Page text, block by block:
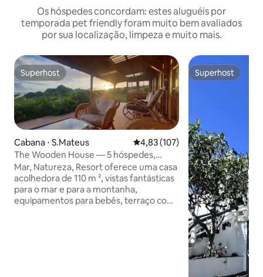
Os hóspedes concordam: estes aluguéis por
temporada pet friendly foram muito bem avaliados
por sua localização, limpeza e muito mais.
Superhost
Superhost
Cabana ⋅ S.Mateus 4,83 de uma avaliação média de
4,83 (107)
The Wooden House — 5 hóspedes,
churrasqueira
Mar, Natureza, Resort oferece uma casa
acolhedora de 110 m ², vistas fantásticas
para o mar e para a montanha,
equipamentos para bebês, terraço com
Superhost
Superhost